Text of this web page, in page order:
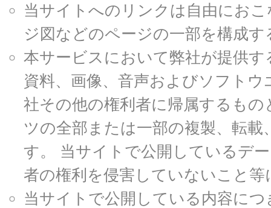
当サイトへのリンクは自由にお
ジ図などのページの一部を構成
本サービスにおいて弊社が提供
資料、画像、音声およびソフト
社その他の権利者に帰属するも
ツの全部または一部の複製、転
す。 当サイトで公開しているデ
者の権利を侵害していないこと
当サイトで公開している内容に